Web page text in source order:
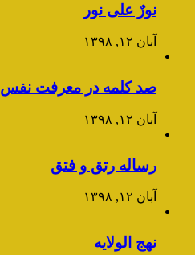
نورٌ علی نور
آبان ۱۲, ۱۳۹۸
صد کلمه در معرفت نفس
آبان ۱۲, ۱۳۹۸
رساله رتق و فتق
آبان ۱۲, ۱۳۹۸
نهج الولایه